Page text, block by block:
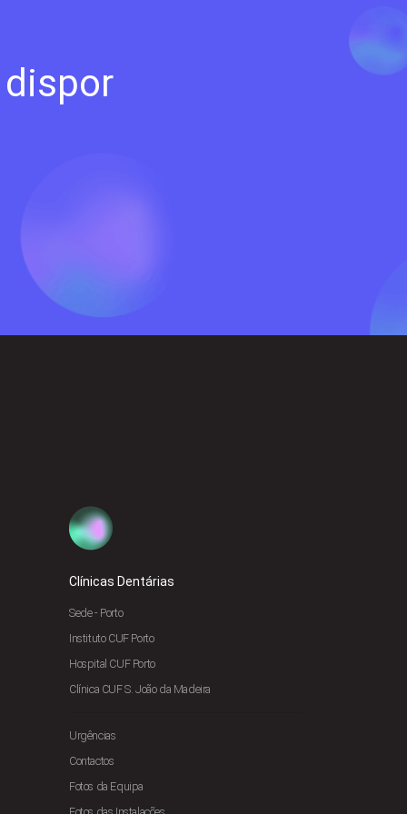
Clínicas Dentárias
Sede - Porto
Instituto CUF Porto
Hospital CUF Porto
Clínica CUF S. João da Madeira
Urgências
Contactos
Fotos da Equipa